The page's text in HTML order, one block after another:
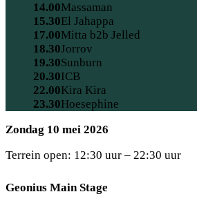
14.00Massaman
15.30El Jahappa
17.00Mitta b2b Jelled
18.30Jorrov
19.30Sunburn
20.30ICB
22.00Kira Kira
23.30Hoesephine
Zondag 10 mei 2026
Terrein open: 12:30 uur – 22:30 uur
Geonius Main Stage